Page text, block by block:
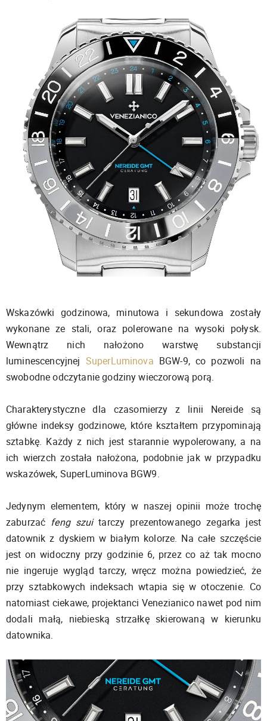
Wskazówki godzinowa, minutowa i sekundowa zostały
wykonane ze stali, oraz polerowane na wysoki połysk.
Wewnątrz nich nałożono warstwę substancji
luminescencyjnej SuperLuminova BGW-9, co pozwoli na
swobodne odczytanie godziny wieczorową porą.
Charakterystyczne dla czasomierzy z linii Nereide są
główne indeksy godzinowe, które kształtem przypominają
sztabkę. Każdy z nich jest starannie wypolerowany, a na
ich wierzch została nałożona, podobnie jak w przypadku
wskazówek, SuperLuminova BGW9.
Jedynym elementem, który w naszej opinii może trochę
zaburzać feng szuitarczy prezentowanego zegarka jest
datownik z dyskiem w białym kolorze. Na całe szczęście
jest on widoczny przy godzinie 6, przez co aż tak mocno
nie ingeruje wygląd tarczy, wręcz można powiedzieć, że
przy sztabkowych indeksach wtapia się w otoczenie. Co
natomiast ciekawe, projektanci Venezianico nawet pod nim
dodali małą, niebieską strzałkę skierowaną w kierunku
datownika.